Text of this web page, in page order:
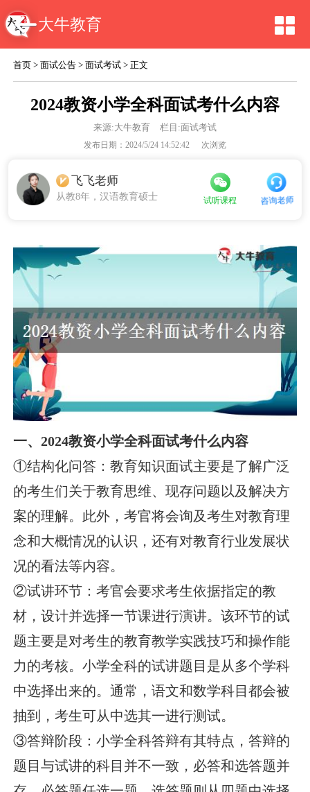
大牛教育
首页 >面试公告 >面试考试 > 正文
2024教资小学全科面试考什么内容
来源:大牛教育 栏目:面试考试
发布日期：2024/5/24 14:52:42 次浏览
飞飞老师
从教8年，汉语教育硕士 试听课程 咨询老师
一、2024教资小学全科面试考什么内容
①结构化问答：教育知识面试主要是了解广泛
的考生们关于教育思维、现存问题以及解决方
案的理解。此外，考官将会询及考生对教育理
念和大概情况的认识，还有对教育行业发展状
况的看法等内容。
②试讲环节：考官会要求考生依据指定的教
材，设计并选择一节课进行演讲。该环节的试
题主要是对考生的教育教学实践技巧和操作能
力的考核。小学全科的试讲题目是从多个学科
中选择出来的。通常，语文和数学科目都会被
抽到，考生可从中选其一进行测试。
③答辩阶段：小学全科答辩有其特点，答辩的
题目与试讲的科目并不一致，必答和选答题并